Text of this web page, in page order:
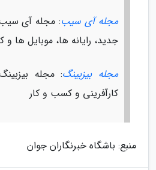
مجله آی سیب: مجله آی
جدید، رایانه ها، موبایل
مجله بیزبینگ: مجله
کارآفرینی و کسب و کار
منبع: باشگاه خبرنگاران جوان